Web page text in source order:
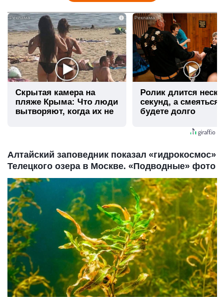
i
Скрытая камера на
пляже Крыма: Что люди
вытворяют, когда их не
Ролик длится
секунд, а
будете долго
Алтайский заповедник показал «гидрокосмос»
Телецкого озера в Москве. «Подводные» фото